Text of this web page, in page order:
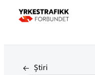
Știri